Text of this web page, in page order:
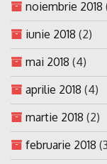
noiembrie 2018
iunie 2018 (2)
mai 2018 (4)
aprilie 2018 (4)
martie 2018 (2)
februarie 2018